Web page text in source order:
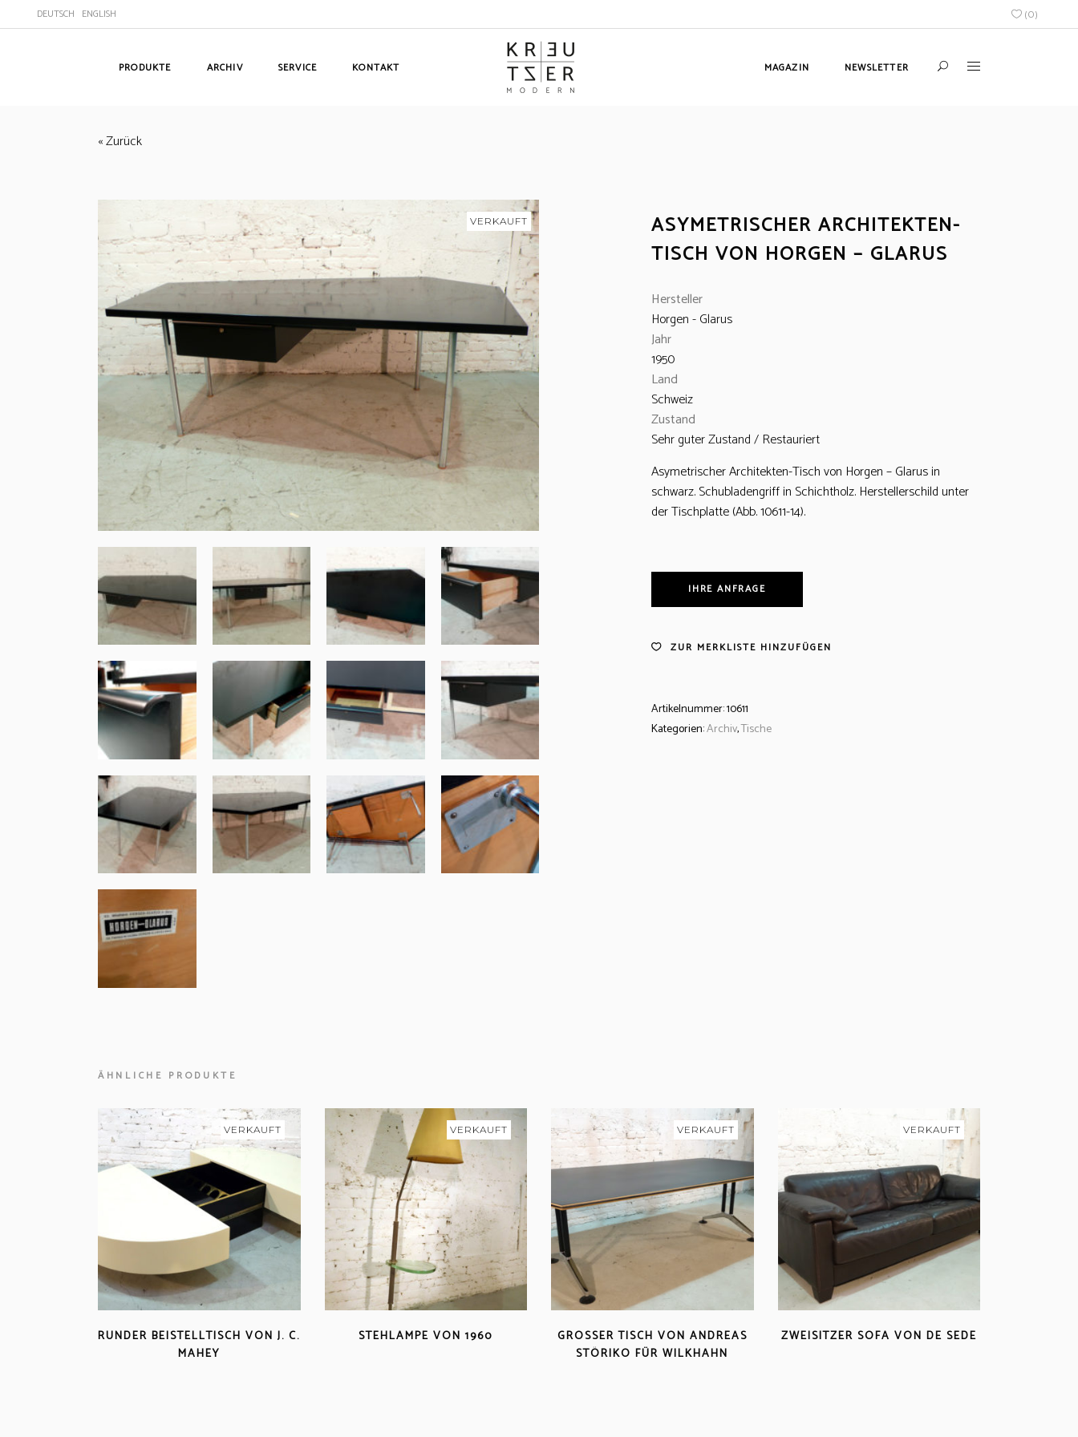
DEUTSCH ENGLISH (0)
PRODUKTE ARCHIV SERVICE KONTAKT MAGAZIN NEWSLETTER
« Zurück
VERKAUFT
ASYMETRISCHER ARCHITEKTEN-
TISCH VON HORGEN – GLARUS
Hersteller
Horgen - Glarus
Jahr
1950
Land
Schweiz
Zustand
Sehr guter Zustand / Restauriert
Asymetrischer Architekten-Tisch von Horgen – Glarus in
schwarz. Schubladengriff in Schichtholz. Herstellerschild unter
der Tischplatte (Abb. 10611-14).
IHRE ANFRAGE
ZUR MERKLISTE HINZUFÜGEN
Artikelnummer:10611
Kategorien:Archiv,Tische
ÄHNLICHE PRODUKTE
VERKAUFT
RUNDER BEISTELLTISCH VON J. C.
MAHEY
VERKAUFT
STEHLAMPE VON 1960
VERKAUFT
GROSSER TISCH VON ANDREAS S
TÖRIKO FÜR WILKHAHN
VERKAUFT
ZWEISITZER SOFA VON DE SEDE